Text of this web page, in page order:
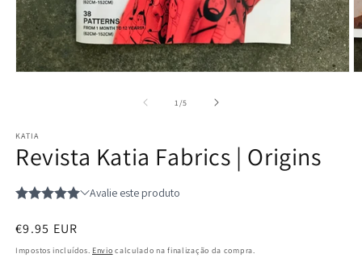
modal
1/de
5
KATIA
Revista Katia Fabrics | Origins
Preço
normal
€9.95 EUR
Impostos incluídos. Envio calculado na finalização da compra.